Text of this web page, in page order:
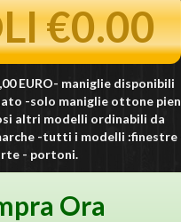
€0.00
EURO- maniglie disponibili
-solo maniglie ottone
altri modelli ordinabili da
-tutti i modelli :finestre
- portoni.
Ora